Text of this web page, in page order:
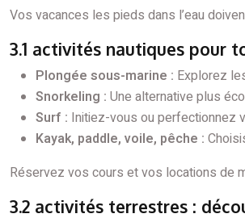
Vos vacances les pieds dans l’eau
3.1 activités nautiques pour
Plongée sous-marine : Explorez
Snorkeling : Une alternative plus
Surf : Initiez-vous ou perfectionnez
Kayak, paddle, voile, pêche :
Réservez vos cours et vos locations de
3.2 activités terrestres :